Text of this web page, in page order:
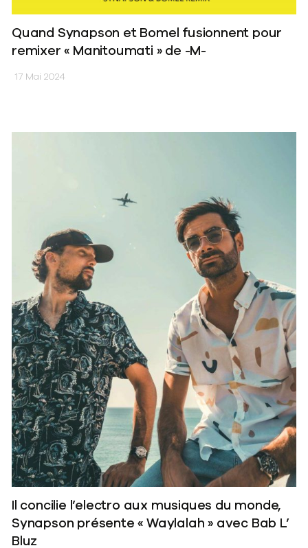
Quand Synapson et Bomel fusionnent pour
remixer « Manitoumati » de -M-
17 Mai 2024
Il concilie l’electro aux musiques du monde,
Synapson présente « Waylalah » avec Bab L’
Bluz